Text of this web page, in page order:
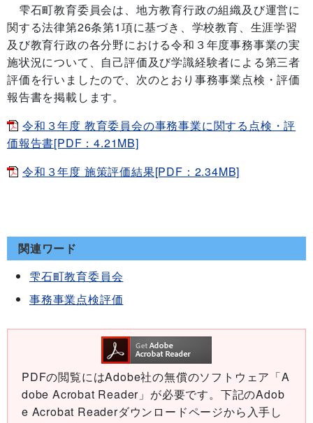
雫石町教育委員会は、地方教育行政の組織及び運営に
関する法律第26条第1項に基づき、学校教育、生涯学習
及び教育行政の各分野における令和３年度事務事業の実
施状況について、自己評価及び学識経験者による第三者
評価を行いましたので、次のとおり事務事業点検・評価
報告書を掲載します。
令和３年度 教育委員会の事務事業に関する点検・評
価報告書[PDF：4.21MB]
令和３年度 施策評価結果[PDF：2.34MB]
関連ワード
雫石町教育委員会
事務事業点検評価
PDFの閲覧にはAdobe社の無償のソフトウェア「A
dobe Acrobat Reader」が必要です。下記のAdob
e Acrobat Readerダウンロードページから入手し